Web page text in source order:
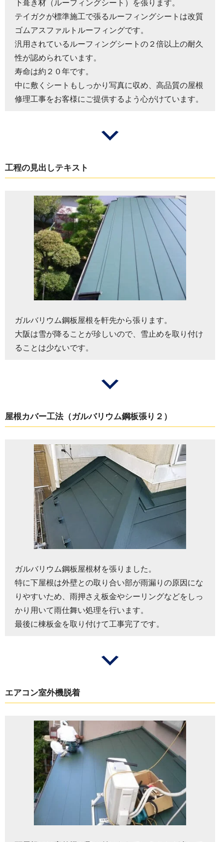
下葺き材（ルーフィングシート）を張ります。
テイガクが標準施工で張るルーフィングシートは改質
ゴムアスファルトルーフィングです。
汎用されているルーフィングシートの２倍以上の耐久
性が認められています。
寿命は約２０年です。
中に敷くシートもしっかり写真に収め、高品質の屋根
修理工事をお客様にご提供するよう心がけています。
工程の見出しテキスト
ガルバリウム鋼板屋根を軒先から張ります。
大阪は雪が降ることが珍しいので、雪止めを取り付け
ることは少ないです。
屋根カバー工法（ガルバリウム鋼板張り２）
ガルバリウム鋼板屋根材を張りました。
特に下屋根は外壁との取り合い部が雨漏りの原因にな
りやすいため、雨押さえ板金やシーリングなどをしっ
かり用いて雨仕舞い処理を行います。
最後に棟板金を取り付けて工事完了です。
エアコン室外機脱着